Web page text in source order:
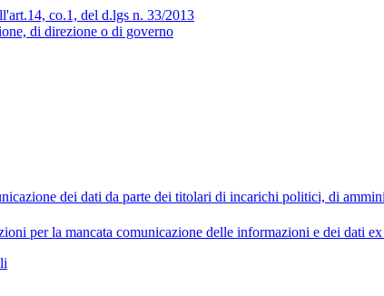
co.1, del d.lgs n. 33/2013
di direzione o di governo
dei dati da parte dei titolari di incarichi politici, di
per la mancata comunicazione delle informazioni e dei dati